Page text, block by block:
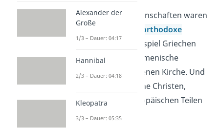
Die christlichen Gemeinschaften waren
orthodoxe
Christen, also zum Beispiel Griechen
und Serben. Es gab armenische
Christen mit einer eigenen Kirche. Und
es gab auch katholische Christen,
besonders in den europäischen Teilen
des Reiches.
Alexander der
Große
1/3 – Dauer: 04:17
Hannibal
2/3 – Dauer: 04:18
Kleopatra
3/3 – Dauer: 05:35